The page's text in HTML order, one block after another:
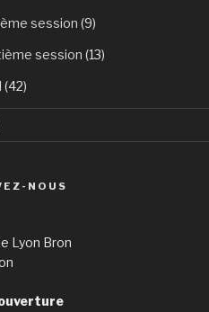
session (9)
session (13)
(42)
NOUS
Lyon Bron